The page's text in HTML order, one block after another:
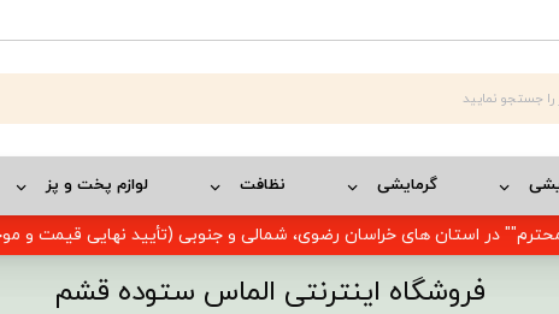
گرمایشی نظافت لوازم پخت و پز
در استان های خراسان رضوی، شمالی و جنوبی (تأیید نهایی قیمت و
فروشگاه اینترنتی الماس ستوده قشم